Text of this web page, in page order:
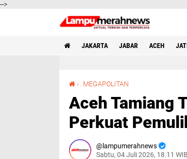
-->
JAKARTA JABAR ACEH
› . MEGAPOLITAN
Aceh Tamiang
Perkuat
lampumerahnews
Sabtu, 04 Juli 2026, 18.11 WIB